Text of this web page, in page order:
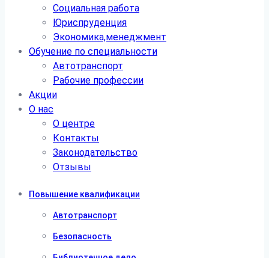
Социальная работа
Юриспруденция
Экономика,менеджмент
Обучение по специальности
Автотранспорт
Рабочие профессии
Акции
О нас
О центре
Контакты
Законодательство
Отзывы
Повышение квалификации
Автотранспорт
Безопасность